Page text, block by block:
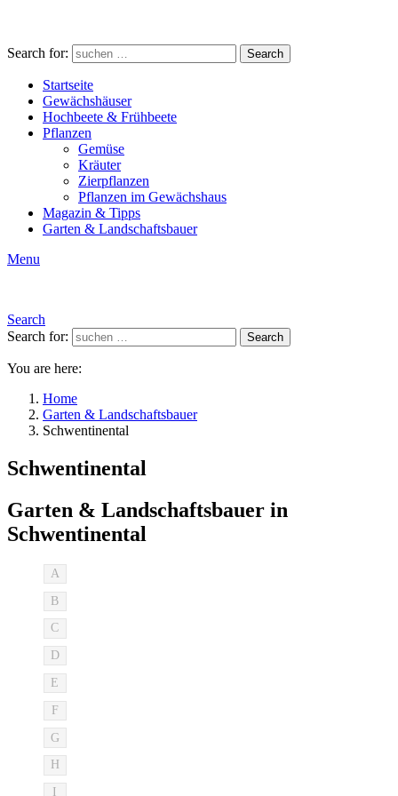
Search for: Search
Startseite
Gewächshäuser
Hochbeete & Frühbeete
Pflanzen
Gemüse
Kräuter
Zierpflanzen
Pflanzen im Gewächshaus
Magazin & Tipps
Garten & Landschaftsbauer
Menu
Search
Search for:
Search
You are here:
Home
Garten & Landschaftsbauer
Schwentinental
Schwentinental
Garten & Landschaftsbauer in
Schwentinental
A
B
C
D
E
F
G
H
I